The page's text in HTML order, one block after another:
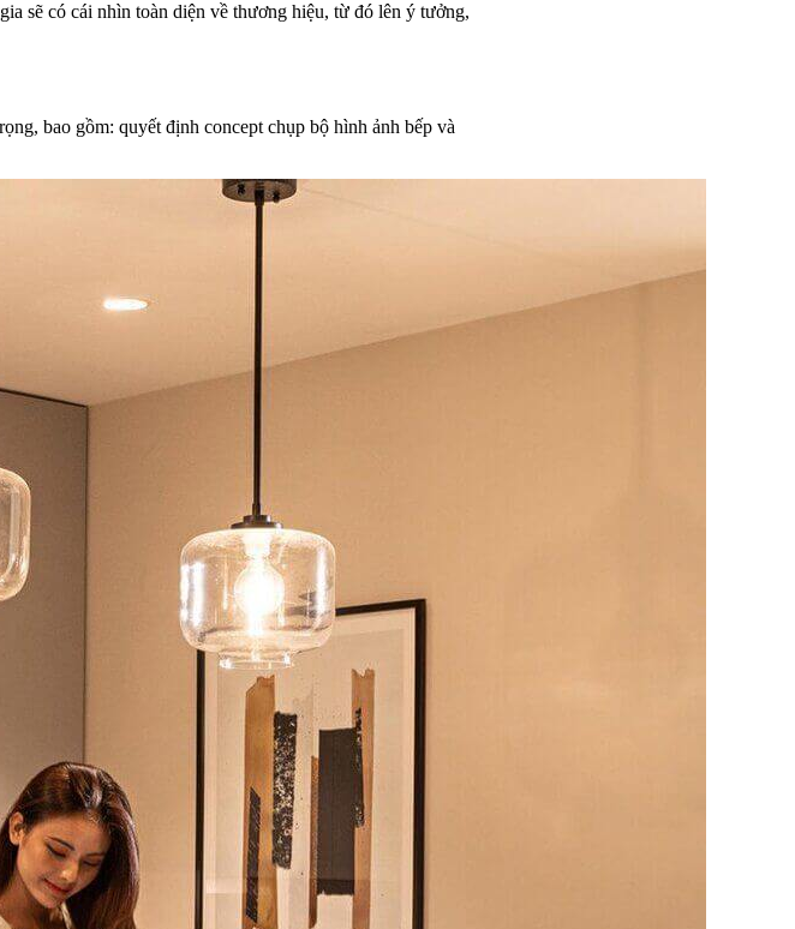
sẽ có cái nhìn toàn diện về thương hiệu, từ đó lên ý tưởng,
bao gồm: quyết định concept chụp bộ hình ảnh bếp và